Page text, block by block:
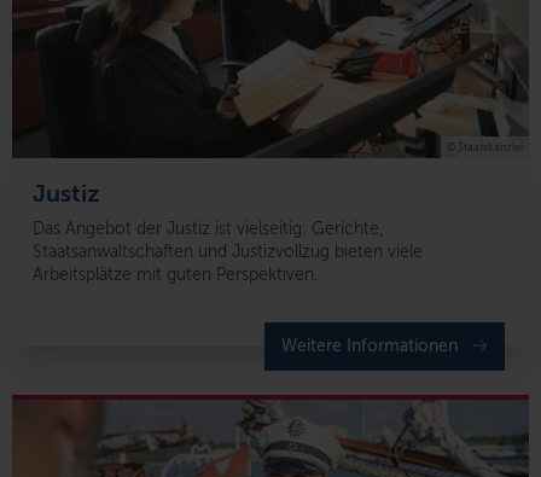
Justiz
Das Angebot der Justiz ist vielseitig: Gerichte,
Staatsanwaltschaften und Justizvollzug bieten viele
Arbeitsplätze mit guten Perspektiven.
Weitere Informationen
© Staatskanzlei